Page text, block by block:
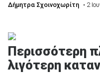
Δήμητρα Σχοινοχωρίτη • 2
Περισσότερη
λιγότερη